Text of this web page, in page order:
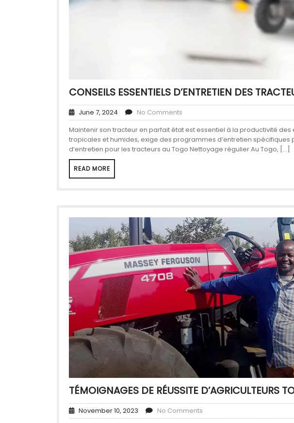
CONSEILS ESSENTIELS D’ENTRETIEN DES
June 7, 2024
No Comments
Maintenir son tracteur en parfait état est essentiel à la productivité
tropicales et humides, exige des programmes d’entretien
d’entretien pour les tracteurs au Togo Nettoyage régulier Au Togo, […]
READ MORE
TÉMOIGNAGES DE RÉUSSITE D’AGRICULTEURS
November 10, 2023
No Comments